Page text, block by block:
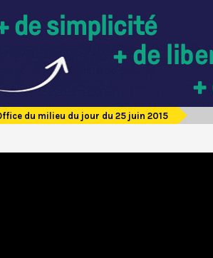
du milieu du jour du 25 juin 2015